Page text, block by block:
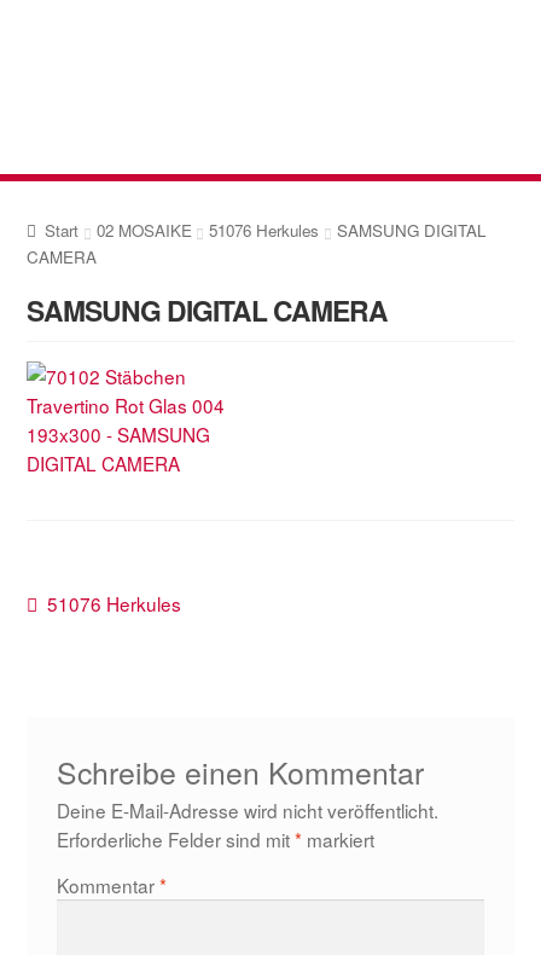
Start 02 MOSAIKE 51076 Herkules
SAMSUNG DIGITAL
CAMERA
SAMSUNG DIGITAL CAMERA
Beitragsnavigation
Vorheriger
51076 Herkules
Schreibe einen Kommentar
Deine E-Mail-Adresse wird nicht veröffentlicht.
Erforderliche Felder sind mit* markiert
Kommentar*